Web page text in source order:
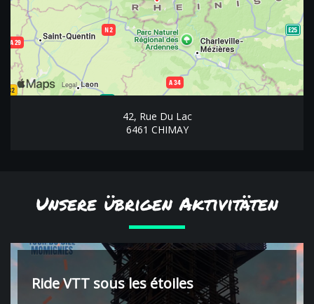
42, Rue Du Lac
6461 CHIMAY
Unsere übrigen Aktivitäten
Ride VTT sous les étoiles